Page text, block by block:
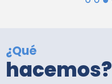
¿Qué
hacemos?